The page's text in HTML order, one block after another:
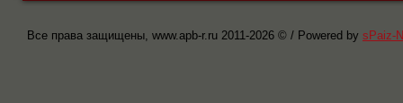
Все права защищены, www.apb-r.ru 2011-2026 © / Powered by sPaiz-